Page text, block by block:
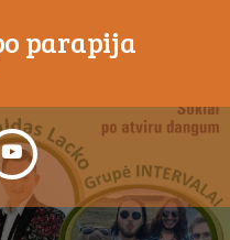
parapija